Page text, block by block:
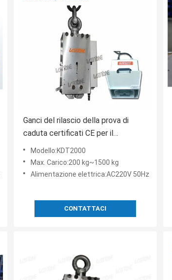
Ganci del rilascio della prova di
caduta certificati CE per il
pacchetto pesante che prova fino a
1500kg
Modello:KDT2000
Max. Carico:200 kg~1500 kg
Alimentazione elettrica:AC220V 50Hz
CONTATTACI